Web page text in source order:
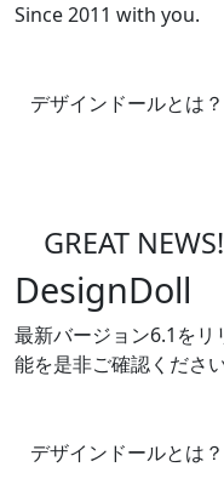
Since 2011 with you.
デザインドールとは？
GREAT NEWS!
DesignDoll
最新バージョン6.1を
能を是非ご確認くださ
デザインドールとは？